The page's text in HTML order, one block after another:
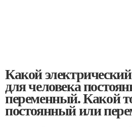
Какой
для человека
переменный. Какой
постоянный или